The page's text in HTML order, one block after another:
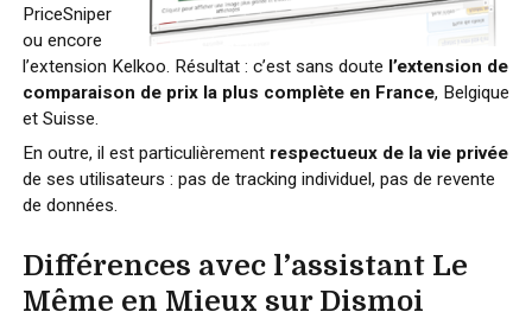
PriceSniper
ou encore
l’extension Kelkoo. Résultat : c’est sans doute l’extension de
comparaison de prix la plus complète en France, Belgique
et Suisse.
En outre, il est particulièrement respectueux de la vie privée
de ses utilisateurs : pas de tracking individuel, pas de revente
de données.
Différences avec l’assistant Le
Même en Mieux sur Dismoi